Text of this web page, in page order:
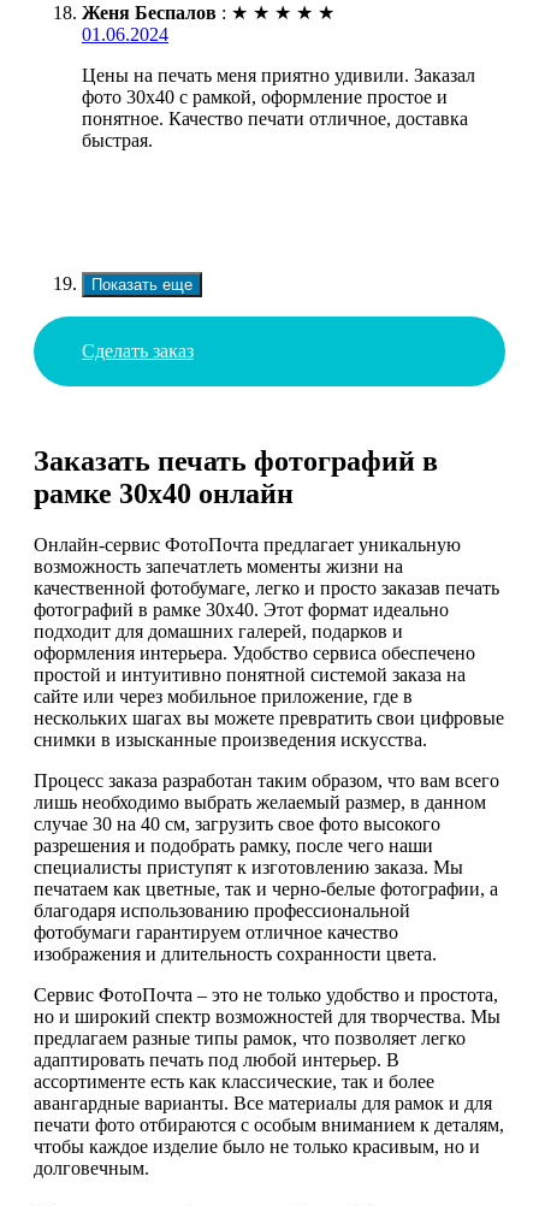
Женя Беспалов : ★ ★ ★ ★ ★
01.06.2024
Цены на печать меня приятно удивили. Заказал
фото 30х40 с рамкой, оформление простое и
понятное. Качество печати отличное, доставка
быстрая.
Показать еще
Сделать заказ
Заказать печать фотографий в
рамке 30х40 онлайн
Онлайн-сервис ФотоПочта предлагает уникальную
возможность запечатлеть моменты жизни на
качественной фотобумаге, легко и просто заказав печать
фотографий в рамке 30х40. Этот формат идеально
подходит для домашних галерей, подарков и
оформления интерьера. Удобство сервиса обеспечено
простой и интуитивно понятной системой заказа на
сайте или через мобильное приложение, где в
нескольких шагах вы можете превратить свои цифровые
снимки в изысканные произведения искусства.
Процесс заказа разработан таким образом, что вам всего
лишь необходимо выбрать желаемый размер, в данном
случае 30 на 40 см, загрузить свое фото высокого
разрешения и подобрать рамку, после чего наши
специалисты приступят к изготовлению заказа. Мы
печатаем как цветные, так и черно-белые фотографии, а
благодаря использованию профессиональной
фотобумаги гарантируем отличное качество
изображения и длительность сохранности цвета.
Сервис ФотоПочта – это не только удобство и простота,
но и широкий спектр возможностей для творчества. Мы
предлагаем разные типы рамок, что позволяет легко
адаптировать печать под любой интерьер. В
ассортименте есть как классические, так и более
авангардные варианты. Все материалы для рамок и для
печати фото отбираются с особым вниманием к деталям,
чтобы каждое изделие было не только красивым, но и
долговечным.